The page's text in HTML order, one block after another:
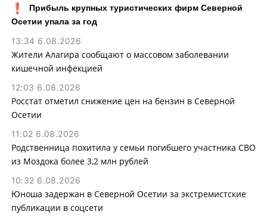
Прибыль крупных туристических фирм Северной
Осетии упала за год
13:34 6.08.2026
Жители Алагира сообщают о массовом заболевании
кишечной инфекцией
12:03 6.08.2026
Росстат отметил снижение цен на бензин в Северной
Осетии
11:02 6.08.2026
Родственница похитила у семьи погибшего участника СВО
из Моздока более 3,2 млн рублей
10:32 6.08.2026
Юноша задержан в Северной Осетии за экстремистские
публикации в соцсети